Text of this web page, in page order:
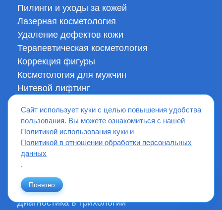
Пилинги и уходы за кожей
Лазерная косметология
Удаление дефектов кожи
Терапевтическая косметология
Коррекция фигуры
Косметология для мужчин
Нитевой лифтинг
Лечение волос и кожи головы
Дарсонвализация
Плазмотерапия
Фотодинамическая терапия HELEO4 для
волос
Озонотерапия
Диагностика в трихологии
Сайт использует куки с целью повышения удобства
пользования. Вы можете ознакомиться с нашей
Политикой использования куки и
Политикой в отношении обработки персональных
данных
.
Понятно